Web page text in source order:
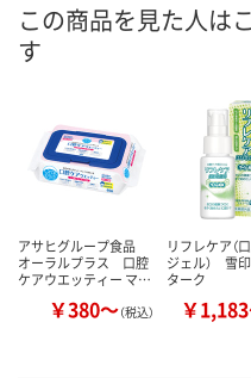
在庫 直送品
お届け日
カゴへ
この商品を見た人は
す
アサヒグループ食品
オーラルプラス 口腔
ケアウエッティー マ…
￥380～（税込）
リフレケア（
ジェル） 雪
ターク
￥